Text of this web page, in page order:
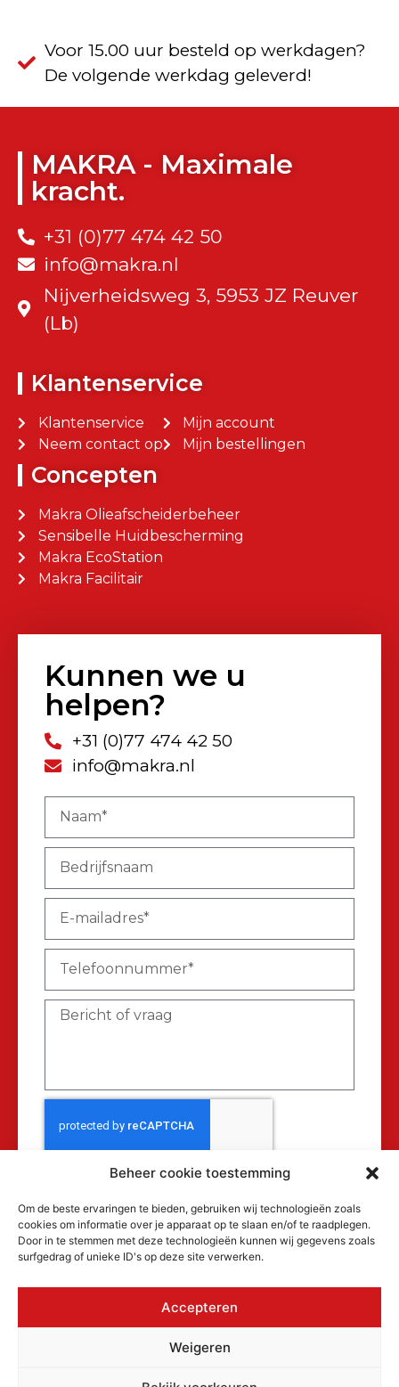
Beheer cookie toestemming
Om de beste ervaringen te bieden, gebruiken wij technologieën zoals
cookies om informatie over je apparaat op te slaan en/of te raadplegen.
Door in te stemmen met deze technologieën kunnen wij gegevens zoals
surfgedrag of unieke ID's op deze site verwerken.
Accepteren
Weigeren
Voor 15.00 uur besteld op werkdagen?
De volgende werkdag geleverd!
MAKRA - Maximale
kracht.
+31 (0)77 474 42 50
info@makra.nl
Nijverheidsweg 3, 5953 JZ Reuver
(Lb)
Klantenservice
Klantenservice
Neem contact op
Mijn account
Mijn bestellingen
Concepten
Makra Olieafscheiderbeheer
Sensibelle Huidbescherming
Makra EcoStation
Makra Facilitair
Kunnen we u
helpen?
+31 (0)77 474 42 50
info@makra.nl
Verzenden
© 2026 MAKRA Benelux, alle rechten